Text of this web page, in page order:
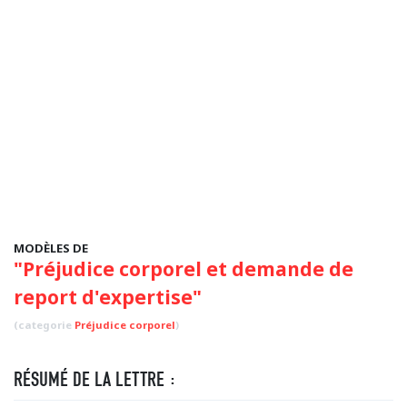
MODÈLES DE
"Préjudice corporel et demande de
report d'expertise"
(categorie Préjudice corporel)
RÉSUMÉ DE LA LETTRE :